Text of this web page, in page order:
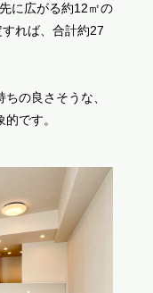
に広がる約12㎡の
れば、合計約27
の良さそうな、
です。